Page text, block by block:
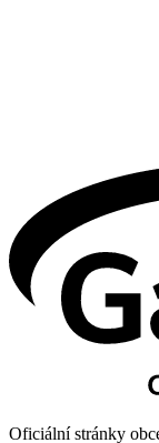
Oficiální stránky